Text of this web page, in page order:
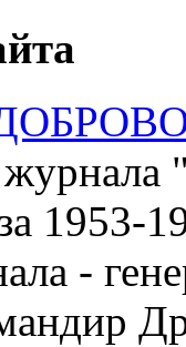
1953-
-